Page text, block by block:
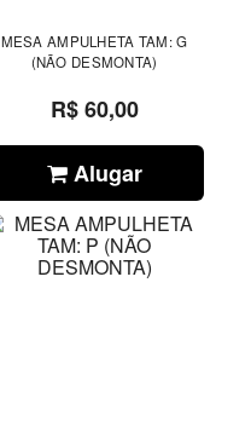
MESA AMPULHETA TAM: G
(NÃO DESMONTA)
R$ 60,00
Alugar